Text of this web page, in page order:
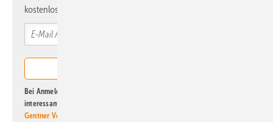
kostenlos direkt ins Postfach.
Bei Anmeldung zu diesem Newsletter bin ich damit einverstanden, über
interessante Verlags- und Online-Angebote
Gentner Verlag GmbH & Co. KG